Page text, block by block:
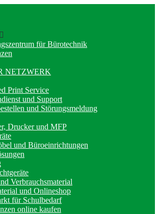
für Bürotechnik
NETZWERK
Print Service
und Support
und Störungsmeldung
Drucker und MFP
und Büroeinrichtungen
Verbrauchsmaterial
und Onlineshop
für Schulbedarf
online kaufen